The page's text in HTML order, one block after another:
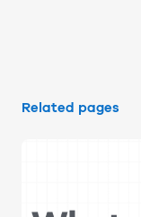
Related pages